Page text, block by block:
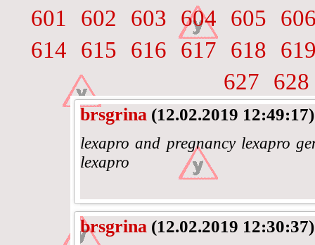
601
602 603 604 605
614
615 616 617 618
627
628
brsgrina (12.02.2019 12:49:17)
lexapro and pregnancy lexapro
lexapro
brsgrina (12.02.2019 12:30:37)